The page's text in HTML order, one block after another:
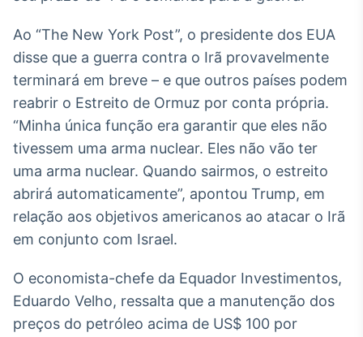
Em breve
BroadFast
Em breve
Investimentos
Em breve
Ao “The New York Post”, o presidente dos EUA
disse que a guerra contra o Irã provavelmente
terminará em breve – e que outros países podem
reabrir o Estreito de Ormuz por conta própria.
“Minha única função era garantir que eles não
tivessem uma arma nuclear. Eles não vão ter
uma arma nuclear. Quando sairmos, o estreito
abrirá automaticamente”, apontou Trump, em
relação aos objetivos americanos ao atacar o Irã
em conjunto com Israel.
O economista-chefe da Equador Investimentos,
Eduardo Velho, ressalta que a manutenção dos
preços do petróleo acima de US$ 100 por